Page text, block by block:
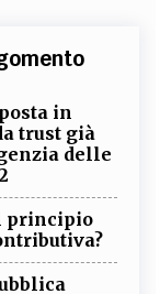
in
trust già
delle
principio